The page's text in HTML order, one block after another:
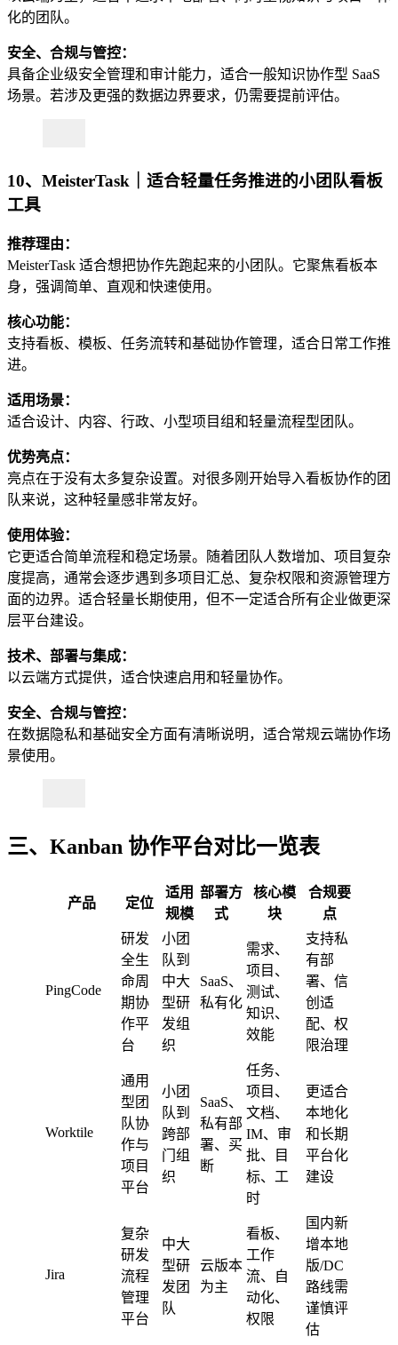
化的团队。
安全、合规与管控：
具备企业级安全管理和审计能力，适合一般知识协作型 SaaS
场景。若涉及更强的数据边界要求，仍需要提前评估。
10、MeisterTask｜适合轻量任务推进的小团队看板
工具
推荐理由：
MeisterTask 适合想把协作先跑起来的小团队。它聚焦看板本
身，强调简单、直观和快速使用。
核心功能：
支持看板、模板、任务流转和基础协作管理，适合日常工作推
进。
适用场景：
适合设计、内容、行政、小型项目组和轻量流程型团队。
优势亮点：
亮点在于没有太多复杂设置。对很多刚开始导入看板协作的团
队来说，这种轻量感非常友好。
使用体验：
它更适合简单流程和稳定场景。随着团队人数增加、项目复杂
度提高，通常会逐步遇到多项目汇总、复杂权限和资源管理方
面的边界。适合轻量长期使用，但不一定适合所有企业做更深
层平台建设。
技术、部署与集成：
以云端方式提供，适合快速启用和轻量协作。
安全、合规与管控：
在数据隐私和基础安全方面有清晰说明，适合常规云端协作场
景使用。
三、Kanban 协作平台对比一览表
产品 定位
适用
规模
部署方
式
核心模
块
合规要
点
PingCode
研发
全生
命周
期协
作平
台
小团
队到
中大
型研
发组
织
SaaS、
私有化
需求、
项目、
测试、
知识、
效能
支持私
有部
署、信
创适
配、权
限治理
Worktile
通用
型团
队协
作与
项目
平台
小团
队到
跨部
门组
织
SaaS、
私有部
署、买
断
任务、
项目、
文档、
IM、审
批、目
标、工
时
更适合
本地化
和长期
平台化
建设
Jira
复杂
研发
流程
管理
平台
中大
型研
发团
队
云版本
为主
看板、
工作
流、自
动化、
权限
国内新
增本地
版/DC
路线需
谨慎评
估